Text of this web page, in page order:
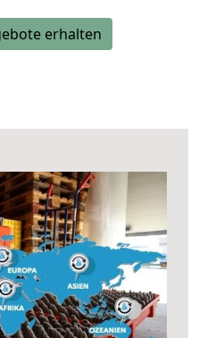
erhalten